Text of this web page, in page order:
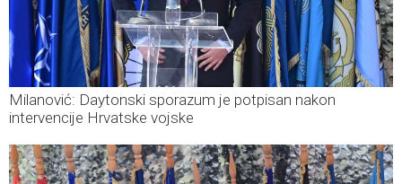
Milanović: Daytonski sporazum je potpisan nakon
intervencije Hrvatske vojske